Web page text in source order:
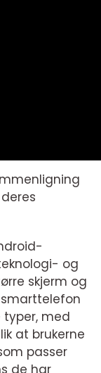
og
skjerm og
typer, med
at brukerne
passer
de har